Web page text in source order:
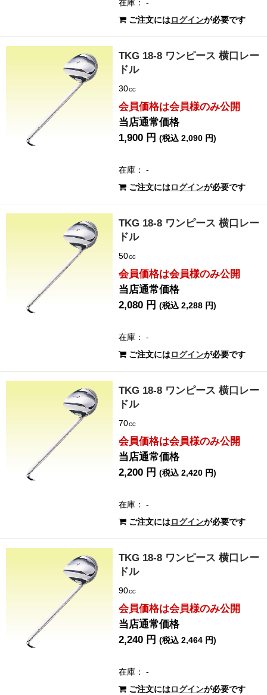
在庫： -
ご注文にはログインが必要です
TKG 18-8 ワンピース 横口レー
ドル
30㏄
会員価格は会員様のみ公開
当店通常価格
1,900 円(税込 2,090 円)
在庫： -
ご注文にはログインが必要です
TKG 18-8 ワンピース 横口レー
ドル
50㏄
会員価格は会員様のみ公開
当店通常価格
2,080 円(税込 2,288 円)
在庫： -
ご注文にはログインが必要です
TKG 18-8 ワンピース 横口レー
ドル
70㏄
会員価格は会員様のみ公開
当店通常価格
2,200 円(税込 2,420 円)
在庫： -
ご注文にはログインが必要です
TKG 18-8 ワンピース 横口レー
ドル
90㏄
会員価格は会員様のみ公開
当店通常価格
2,240 円(税込 2,464 円)
在庫： -
ご注文にはログインが必要です